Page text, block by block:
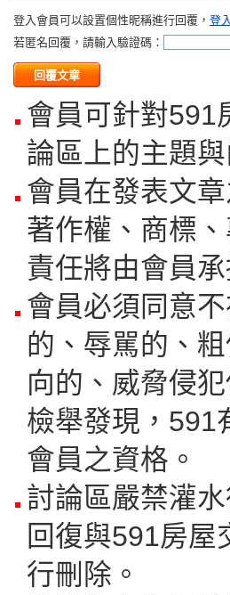
登入會員可以設置個性昵稱進行回覆， 登入
若匿名回覆，請輸入驗證碼：
會員可針對591
論區上的主題
會員在發表文
著作權、商標
責任將由會員承
會員必須同意
的、辱駡的、
向的、威脅侵
檢舉發現，591
會員之資格。
討論區嚴禁灌
回復與591房
行刪除。